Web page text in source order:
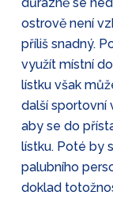
ostrově není
příliš snadný.
využít místní
lístku však
další sportovní
aby se do
lístku. Poté by
palubního
doklad